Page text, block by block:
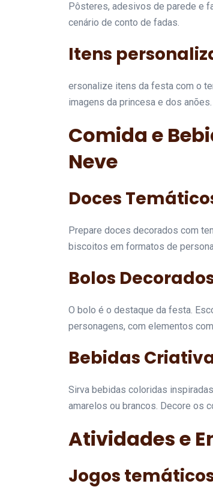
Pôsteres, adesivos de parede e
cenário de conto de fadas.
Itens
ersonalize itens da festa com o
imagens da princesa e dos
Comida e
Neve
Doces
Prepare doces decorados com
biscoitos em formatos de
Bolos
O bolo é o destaque da festa.
personagens, com elementos
Bebidas
Sirva bebidas coloridas
amarelos ou brancos. Decore os
Atividades e
Jogos